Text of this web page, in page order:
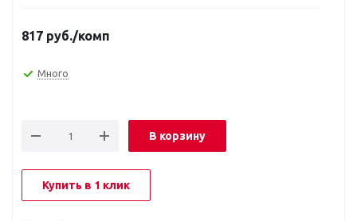
817 руб./комп
Много
В корзину
Купить в 1 клик